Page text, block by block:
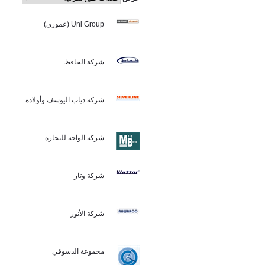
Uni Group (عموري)
شركة الحافظ
شركة دياب اليوسف وأولاده
شركة الواحة للتجارة
شركة وتار
شركة الأنور
مجموعة الدسوقي